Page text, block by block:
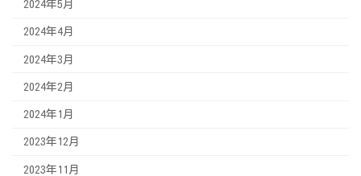
2024年5月
2024年4月
2024年3月
2024年2月
2024年1月
2023年12月
2023年11月